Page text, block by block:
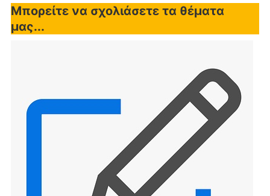
Μπορείτε να σχολιάσετε τα θέματα
μας...